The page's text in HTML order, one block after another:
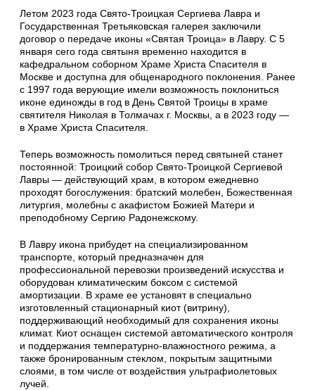
Летом 2023 года Свято-Троицкая Сергиева Лавра и
Государственная Третьяковская галерея заключили
договор о передаче иконы «Святая Троица» в Лавру. С 5
января сего года святыня временно находится в
кафедральном соборном Храме Христа Спасителя в
Москве и доступна для общенародного поклонения. Ранее
с 1997 года верующие имели возможность поклониться
иконе единожды в год в День Святой Троицы в храме
святителя Николая в Толмачах г. Москвы, а в 2023 году —
в Храме Христа Спасителя.
Теперь возможность помолиться перед святыней станет
постоянной: Троицкий собор Свято-Троицкой Сергиевой
Лавры — действующий храм, в котором ежедневно
проходят богослужения: братский молебен, Божественная
литургия, молебны с акафистом Божией Матери и
преподобному Сергию Радонежскому.
В Лавру икона прибудет на специализированном
транспорте, который предназначен для
профессиональной перевозки произведений искусства и
оборудован климатическим боксом с системой
амортизации. В храме ее установят в специально
изготовленный стационарный киот (витрину),
поддерживающий необходимый для сохранения иконы
климат. Киот оснащен системой автоматического контроля
и поддержания температурно-влажностного режима, а
также бронированным стеклом, покрытым защитными
слоями, в том числе от воздействия ультрафиолетовых
лучей.